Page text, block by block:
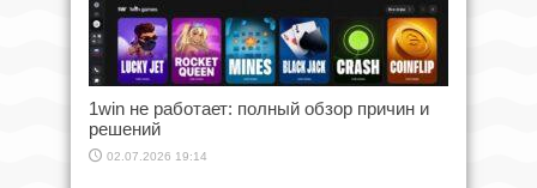
1win не работает: полный обзор причин и
решений
02.07.2026 19:14